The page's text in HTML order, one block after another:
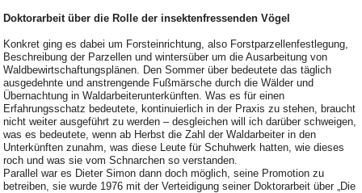
Doktorarbeit über die Rolle der insektenfressenden Vögel
Konkret ging es dabei um Forsteinrichtung, also Forstparzellenfestlegung,
Beschreibung der Parzellen und wintersüber um die Ausarbeitung von
Waldbewirtschaftungsplänen. Den Sommer über bedeutete das täglich
ausgedehnte und anstrengende Fußmärsche durch die Wälder und
Übernachtung in Waldarbeiterunterkünften. Was es für einen
Erfahrungsschatz bedeutete, kontinuierlich in der Praxis zu stehen, braucht
nicht weiter ausgeführt zu werden – desgleichen will ich darüber schweigen,
was es bedeutete, wenn ab Herbst die Zahl der Waldarbeiter in den
Unterkünften zunahm, was diese Leute für Schuhwerk hatten, wie dieses
roch und was sie vom Schnarchen so verstanden.
Parallel war es Dieter Simon dann doch möglich, seine Promotion zu
betreiben, sie wurde 1976 mit der Verteidigung seiner Doktorarbeit über „Die